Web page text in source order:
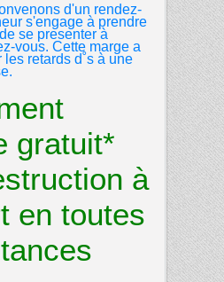
d'un rendez-
s'engage à prendre
se presenter à
vous. Cette marge a
retards d˚s à une
gratuit*
à
en toutes